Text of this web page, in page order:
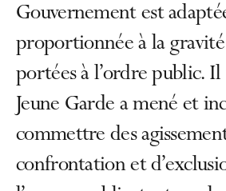
Gouvernement est
proportionnée à la
portées à l’ordre public. Il
Jeune Garde a mené et
commettre des
confrontation et